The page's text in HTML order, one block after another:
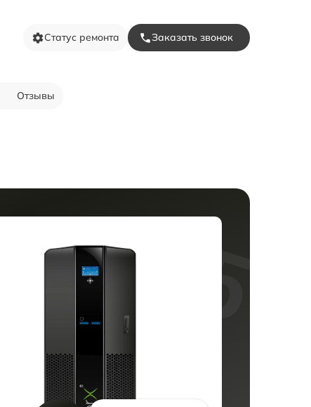
Статус ремонта Заказать звонок
Отзывы